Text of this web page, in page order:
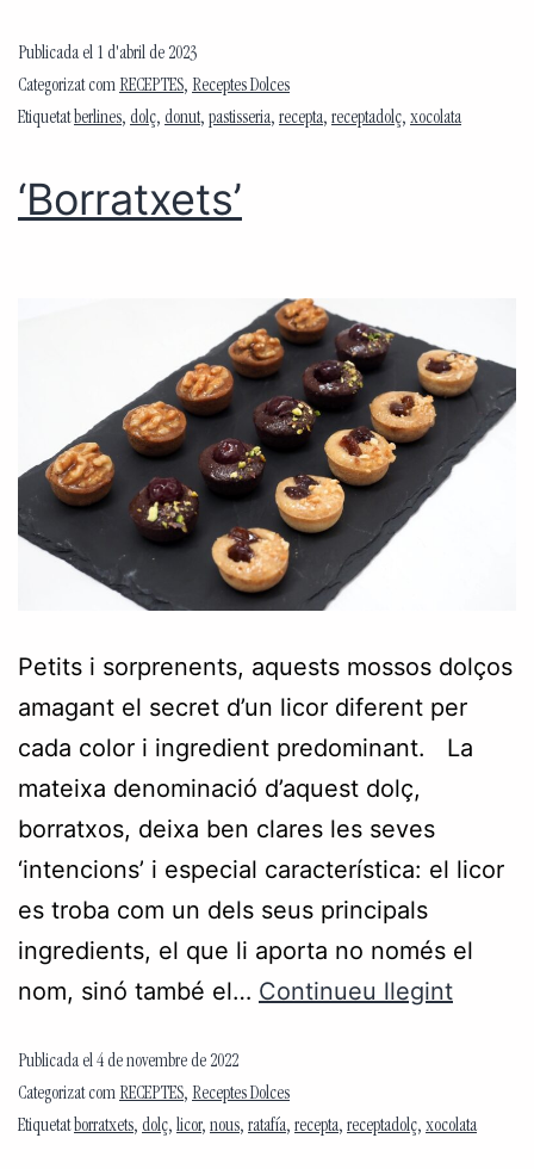
Publicada el 1 d'abril de 2023
Categorizat com RECEPTES, Receptes Dolces
Etiquetatberlines, dolç, donut, pastisseria, recepta, receptadolç, xocolata
‘Borratxets’
Petits i sorprenents, aquests mossos dolços
amagant el secret d’un licor diferent per
cada color i ingredient predominant. La
mateixa denominació d’aquest dolç,
borratxos, deixa ben clares les seves
‘intencions’ i especial característica: el licor
es troba com un dels seus principals
ingredients, el que li aporta no només el
nom, sinó també el… Continueu llegint
Publicada el4 de novembre de 2022
Categorizat comRECEPTES, Receptes Dolces
Etiquetatborratxets, dolç, licor, nous, ratafía, recepta, receptadolç, xocolata